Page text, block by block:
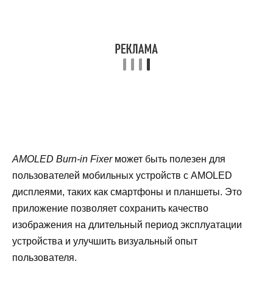
AMOLED Burn-in Fixerможет быть полезен для
пользователей мобильных устройств с AMOLED
дисплеями, таких как смартфоны и планшеты. Это
приложение позволяет сохранить качество
изображения на длительный период эксплуатации
устройства и улучшить визуальный опыт
пользователя.